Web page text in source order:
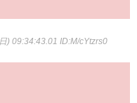
) 09:34:43.01 ID:M/cYtzrs0